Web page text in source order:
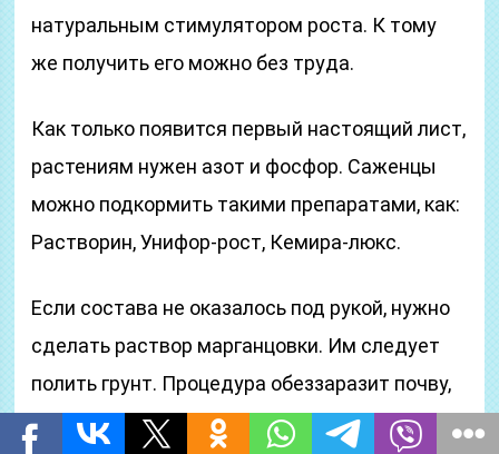
натуральным стимулятором роста. К тому
же получить его можно без труда.
Как только появится первый настоящий лист,
растениям нужен азот и фосфор. Саженцы
можно подкормить такими препаратами, как:
Растворин, Унифор-рост, Кемира-люкс.
Если состава не оказалось под рукой, нужно
сделать раствор марганцовки. Им следует
полить грунт. Процедура обеззаразит почву,
защитит культуры от недугов.